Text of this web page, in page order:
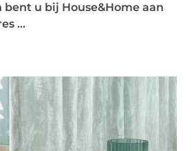
bent u bij House&Home aan
...